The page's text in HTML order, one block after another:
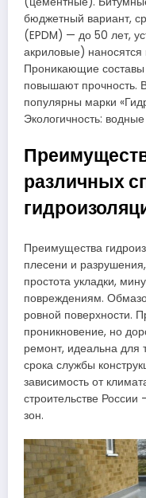
бюджетный вариант,
(EPDM) — до 50 лет,
акриловые)
Проникающие
повышают
популярны марки
Экологичность:
различных
Преимущества
плесени и
простота укладки,
повреждениям.
ровной поверхности.
проникновение, но
ремонт, идеальна
срока службы
зависимость от
строительстве
зон.